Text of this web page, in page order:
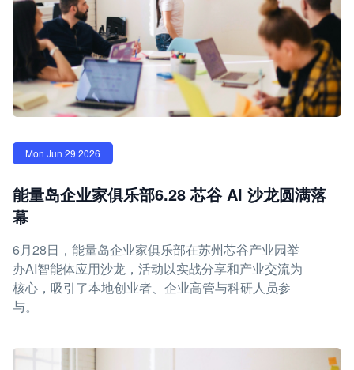
Mon Jun 29 2026
能量岛企业家俱乐部6.28 芯谷 AI 沙龙圆满落
幕
6月28日，能量岛企业家俱乐部在苏州芯谷产业园举
办AI智能体应用沙龙，活动以实战分享和产业交流为
核心，吸引了本地创业者、企业高管与科研人员参
与。